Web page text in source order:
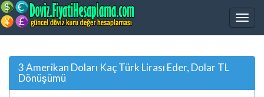
3 Amerikan Doları Kaç Türk Lirası Eder, Dolar TL
Dönüşümü